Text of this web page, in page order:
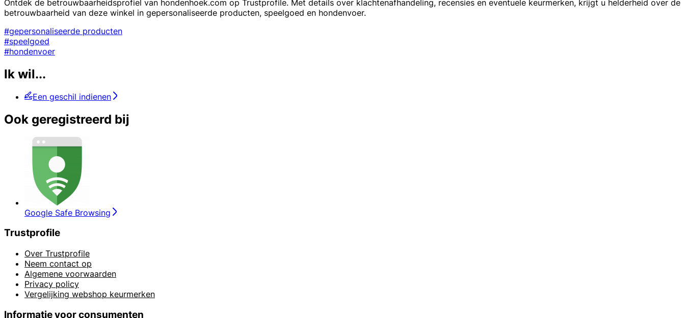
Ontdek de betrouwbaarheidsprofiel van hondenhoek.com op Trustprofile. Met details over klachtenafhandeling, recensies en eventuele keurmerken, krijgt u helderheid over de
betrouwbaarheid van deze winkel in gepersonaliseerde producten, speelgoed en hondenvoer.
#gepersonaliseerde producten
#speelgoed
#hondenvoer
Ik wil...
Een geschil indienen
Ook geregistreerd bij
Google Safe Browsing
Trustprofile
Over Trustprofile
Neem contact op
Algemene voorwaarden
Privacy policy
Vergelijking webshop keurmerken
Informatie voor consumenten